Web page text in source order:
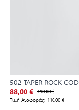
502 TAPER ROCK COD
88,00 € 110,00 €
Τιμή Αναφοράς: 110,00 €